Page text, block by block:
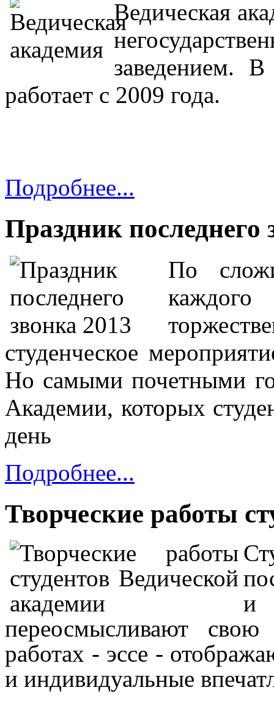
Ведическая
заведением.
работает с 2009 года.
Подробнее...
Праздник последнего
По
каждого
студенческое
Но самыми почетными
Академии, которых
день
Подробнее...
Творческие работы
и
переосмысливают
работах - эссе -
и индивидуальные